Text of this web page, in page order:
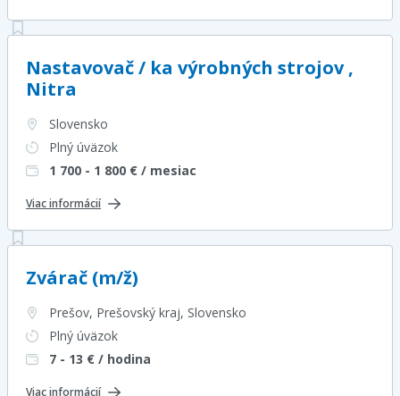
Nastavovač / ka výrobných strojov ,
Nitra
Slovensko
Plný úväzok
1 700 - 1 800 € / mesiac
Viac informácií
Zvárač (m/ž)
Prešov, Prešovský kraj, Slovensko
Plný úväzok
7 - 13 € / hodina
Viac informácií